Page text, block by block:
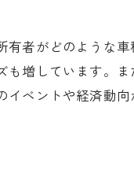
者がどのような車
増しています。
ベントや経済動向